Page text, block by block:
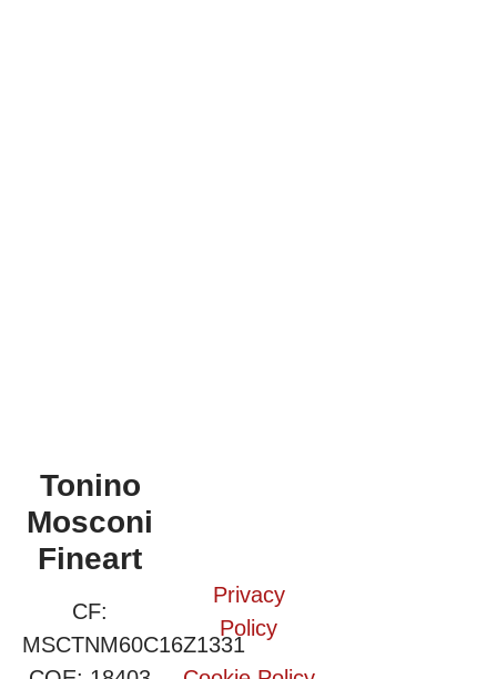
Tonino
Mosconi
Fineart
CF:
MSCTNM60C16Z1331
Privacy
Policy